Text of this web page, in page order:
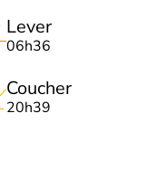
Lever
06h36
Coucher
20h39